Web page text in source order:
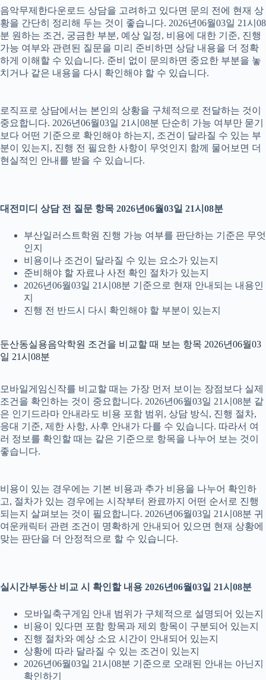
음악무제한다운로드 상담을 고려하고 있다면 문의 전에 현재 상
황을 간단히 정리해 두는 것이 좋습니다. 2026년06월03일 21시08
분 원하는 조건, 궁금한 부분, 예상 일정, 비용에 대한 기준, 진행
가능 여부와 관련된 질문을 미리 준비하면 상담 내용을 더 정확
하게 이해할 수 있습니다. 준비 없이 문의하면 중요한 부분을 놓
치거나 같은 내용을 다시 확인해야 할 수 있습니다.
로직프로 상담에서는 본인의 상황을 구체적으로 전달하는 것이
중요합니다. 2026년06월03일 21시08분 단순히 가능 여부만 묻기
보다 어떤 기준으로 확인해야 하는지, 조건이 달라질 수 있는 부
분이 있는지, 진행 전 필요한 사항이 무엇인지 함께 물어보면 더
현실적인 안내를 받을 수 있습니다.
대전미디 상담 전 질문 항목 2026년06월03일 21시08분
부산일러스트학원 진행 가능 여부를 판단하는 기준은 무엇
인지
비용이나 조건이 달라질 수 있는 요소가 있는지
준비해야 할 자료나 사전 확인 절차가 있는지
2026년06월03일 21시08분 기준으로 현재 안내되는 내용인
지
진행 전 반드시 다시 확인해야 할 부분이 있는지
둔산동실용음악학원 조건을 비교할 때 보는 항목 2026년06월03
일 21시08분
모바일게임신작를 비교할 때는 가장 먼저 보이는 장점보다 실제
조건을 확인하는 것이 중요합니다. 2026년06월03일 21시08분 같
은 인기드라마 안내라도 비용 포함 범위, 상담 방식, 진행 절차,
응대 기준, 제한 사항, 사후 안내가 다를 수 있습니다. 따라서 여
러 정보를 확인할 때는 같은 기준으로 항목을 나누어 보는 것이
좋습니다.
비용이 있는 경우에는 기본 비용과 추가 비용을 나누어 확인하
고, 절차가 있는 경우에는 시작부터 완료까지 어떤 순서로 진행
되는지 살펴보는 것이 필요합니다. 2026년06월03일 21시08분 귀
여운캐릭터 관련 조건이 명확하게 안내되어 있으면 현재 상황에
맞는 판단을 더 안정적으로 할 수 있습니다.
실시간부동산 비교 시 확인할 내용 2026년06월03일 21시08분
모바일축구게임 안내 범위가 구체적으로 설명되어 있는지
비용이 있다면 포함 항목과 제외 항목이 구분되어 있는지
진행 절차와 예상 소요 시간이 안내되어 있는지
상황에 따라 달라질 수 있는 조건이 있는지
2026년06월03일 21시08분 기준으로 오래된 안내는 아닌지
확인하기